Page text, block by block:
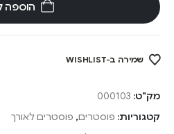
הוספה
שמירה ב-WISHLIST
מק"ט: 000103
קטגוריות: פוסטרים, פוסטרים לאורך